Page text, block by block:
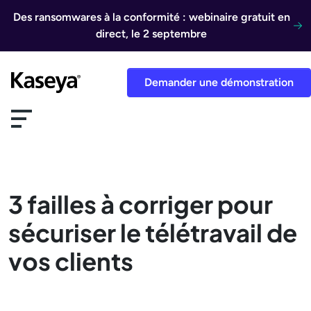
Des ransomwares à la conformité : webinaire gratuit en
direct, le 2 septembre
Demander une démonstration
3 failles à corriger pour
sécuriser le télétravail de
vos clients